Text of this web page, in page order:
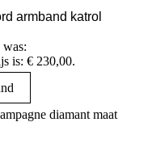
armband katrol
is: € 230,00.